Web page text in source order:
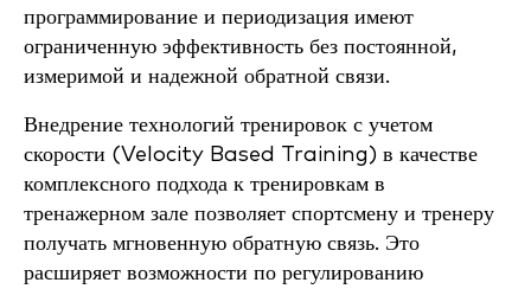
программирование и периодизация имеют
ограниченную эффективность без постоянной,
измеримой и надежной обратной связи.
Внедрение технологий тренировок с учетом
скорости (Velocity Based Training) в качестве
комплексного подхода к тренировкам в
тренажерном зале позволяет спортсмену и тренеру
получать мгновенную обратную связь. Это
расширяет возможности по регулированию